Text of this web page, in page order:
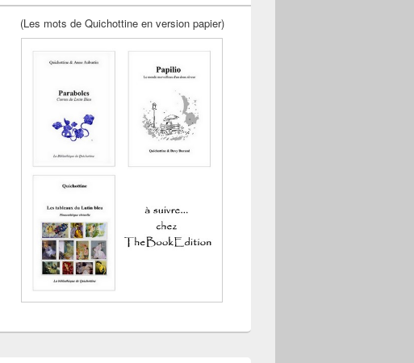
(Les mots de Quichottine en version papier)